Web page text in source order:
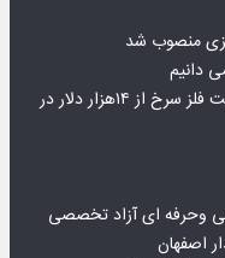
منصوب شد
دانیم
تداوم صعود مس در بازارهای جهانی؛ قیمت فلز سرخ از ۱۴هزار دلار در
وحرفه ای آزاد تخصصی
اصفهان